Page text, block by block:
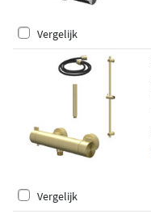
Vergelijk
Vergelijk